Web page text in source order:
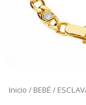
Inicio / BEBÉ /